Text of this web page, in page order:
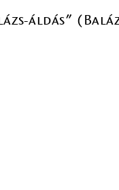
áldás”